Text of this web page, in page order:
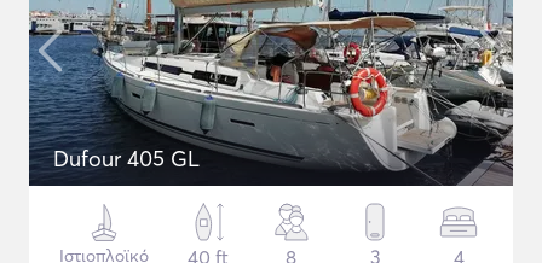
Dufour 405 GL
Ιστιοπλοϊκό
40 ft
8 3 4